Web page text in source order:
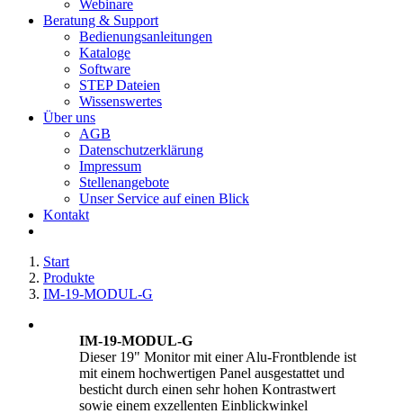
Webinare
Beratung & Support
Bedienungsanleitungen
Kataloge
Software
STEP Dateien
Wissenswertes
Über uns
AGB
Datenschutzerklärung
Impressum
Stellenangebote
Unser Service auf einen Blick
Kontakt
Start
Produkte
IM-19-MODUL-G
IM-19-MODUL-G
Dieser 19" Monitor mit einer Alu-Frontblende ist
mit einem hochwertigen Panel ausgestattet und
besticht durch einen sehr hohen Kontrastwert
sowie einem exzellenten Einblickwinkel